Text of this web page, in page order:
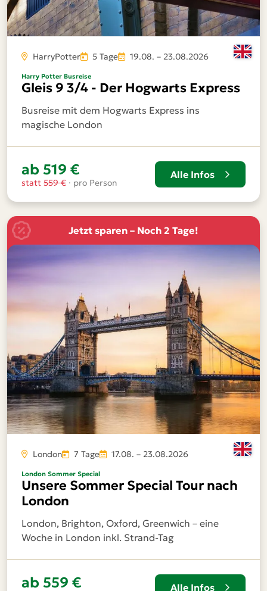
HarryPotter 5 Tage 19.08. – 23.08.2026
Harry Potter Busreise
Gleis 9 3/4 - Der Hogwarts Express
Busreise mit dem Hogwarts Express ins
magische London
ab 519 €
statt 559 € · pro Person
Alle Infos
Jetzt sparen – Noch 2 Tage!
London 7 Tage 17.08. – 23.08.2026
London Sommer Special
Unsere Sommer Special Tour nach
London
London, Brighton, Oxford, Greenwich – eine
Woche in London inkl. Strand-Tag
ab 559 € Alle Infos